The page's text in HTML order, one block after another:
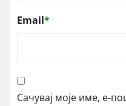
Email*
Сачувај моје име, е-